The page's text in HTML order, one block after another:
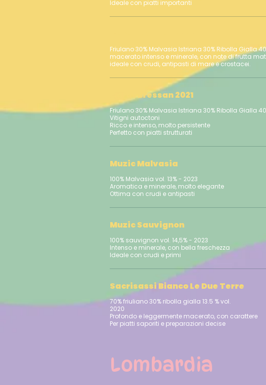
Friulano 30% Malvasia Istriana 30% Ribolla Gialla
macerato intenso e minerale, con note di frutta
ideale con crudi, antipasti di mare e crostacei.
Carat Bressan 2021
Friulano 30% Malvasia Istriana 30% Ribolla Gialla
Vitigni autoctoni
Ricco e intenso, molto persistente
Muzic Malvasia
100% Malvasia vol. 13% - 2023
Aromatica e minerale, molto elegante
Muzic Sauvignon
100% sauvignon vol. 14,5% - 2023
Intenso e minerale, con bella freschezza
Sacrisassi Bianco Le Due Terre
70% friuliano 30% ribolla gialla 13.5 % vol.
2020
Profondo e leggermente macerato, con carattere
Per piatti saporiti e preparazioni decise
Lombardia